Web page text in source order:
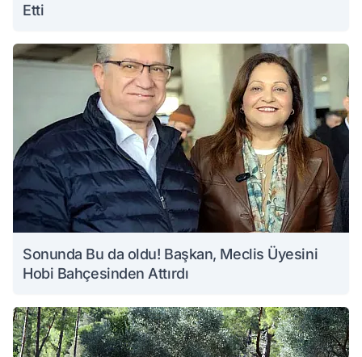
Etti
Sonunda Bu da oldu! Başkan, Meclis Üyesini
Hobi Bahçesinden Attırdı